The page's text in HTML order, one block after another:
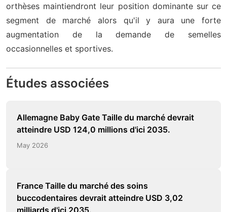
orthèses maintiendront leur position dominante sur ce
segment de marché alors qu'il y aura une forte
augmentation de la demande de semelles
occasionnelles et sportives.
Études associées
Allemagne Baby Gate Taille du marché devrait
atteindre USD 124,0 millions d'ici 2035.
May 2026
France Taille du marché des soins
buccodentaires devrait atteindre USD 3,02
milliards d'ici 2035.